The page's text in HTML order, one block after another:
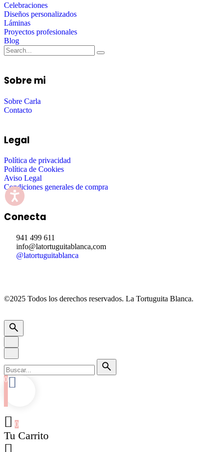
Celebraciones
Diseños personalizados
Láminas
Proyectos profesionales
Blog
Sobre mi
Sobre Carla
Contacto
Legal
Política de privacidad
Política de Cookies
Aviso Legal
Condiciones generales de compra
Conecta
941 499 611
info@latortuguitablanca,com
@latortuguitablanca
©2025 Todos los derechos reservados. La Tortuguita Blanca.
0
0
Tu Carrito